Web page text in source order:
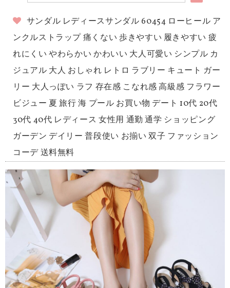
サンダル レディースサンダル 60454 ローヒール ア
ンクルストラップ 痛くない 歩きやすい 履きやすい 疲
れにくい やわらかい かわいい 大人可愛い シンプル カ
ジュアル 大人 おしゃれ レトロ ラブリー キュート ガー
リー 大人っぽい ラフ 存在感 こなれ感 高級感 フラワー
ビジュー 夏 旅行 海 プール お買い物 デート 10代 20代
30代 40代 レディース 女性用 通勤 通学 ショッピング
ガーデン デイリー 普段使い お揃い 双子 ファッション
コーデ 送料無料